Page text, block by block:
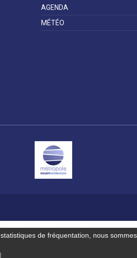
AGENDA
MÉTÉO
de fréquentation, nous